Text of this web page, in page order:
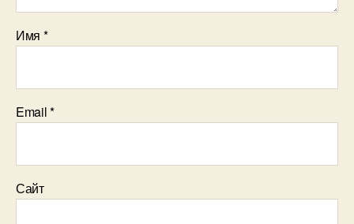
Имя *
Email*
Сайт